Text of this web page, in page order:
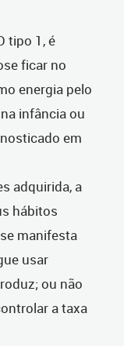
tipo 1, é
ficar no
energia pelo
infância ou
em
adquirida, a
hábitos
manifesta
usar
ou não
a taxa